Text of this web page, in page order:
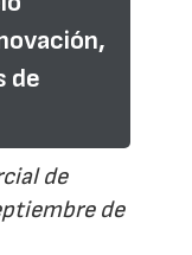
de
de
de